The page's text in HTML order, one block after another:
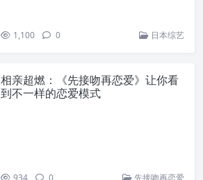
1,100 0 日本综艺
相亲超燃：《先接吻再恋爱》让你看
到不一样的恋爱模式
934 0 先接吻再恋爱